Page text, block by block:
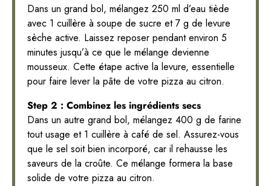
Dans un grand bol, mélangez 250 ml d’eau tiède
avec 1 cuillère à soupe de sucre et 7 g de levure
sèche active. Laissez reposer pendant environ 5
minutes jusqu’à ce que le mélange devienne
mousseux. Cette étape active la levure, essentielle
pour faire lever la pâte de votre pizza au citron.
Step 2 : Combinez les ingrédients secs
Dans un autre grand bol, mélangez 400 g de farine
tout usage et 1 cuillère à café de sel. Assurez-vous
que le sel soit bien incorporé, car il rehausse les
saveurs de la croûte. Ce mélange formera la base
solide de votre pizza au citron.